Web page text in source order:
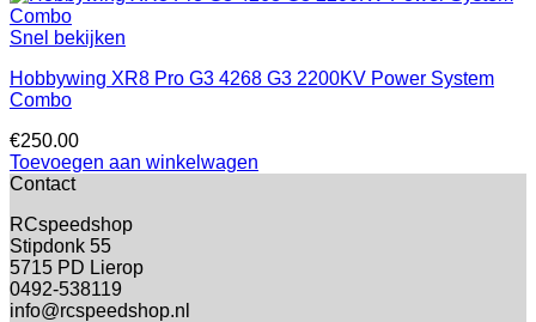
Snel bekijken
Hobbywing XR8 Pro G3 4268 G3 2200KV Power System
Combo
€250.00
Toevoegen aan winkelwagen
Contact
RCspeedshop
Stipdonk 55
5715 PD Lierop
0492-538119
info@rcspeedshop.nl